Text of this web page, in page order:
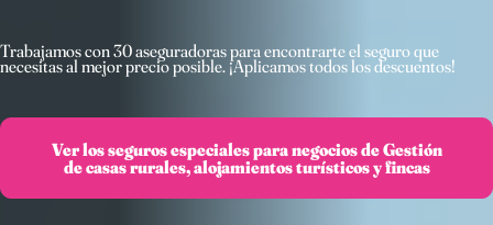
Trabajamos con 30 aseguradoras para encontrarte el seguro que
necesitas al mejor precio posible. ¡Aplicamos todos los descuentos!
Ver los seguros especiales para negocios de Gestión
de casas rurales, alojamientos turísticos y fincas